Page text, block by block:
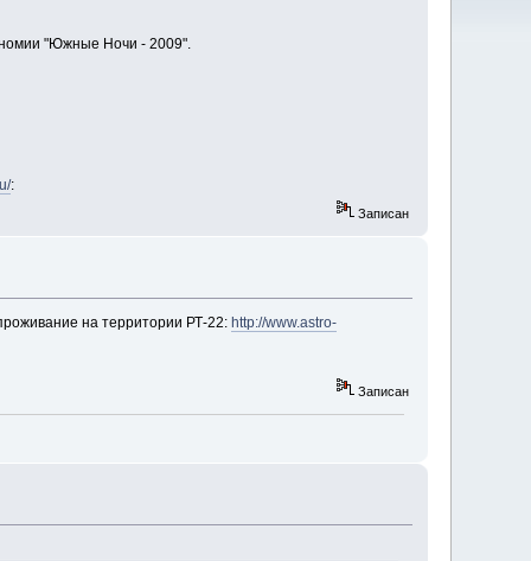
"Южные Ночи - 2009".
:
Записан
на территории РТ-22: http://www.astro-
Записан